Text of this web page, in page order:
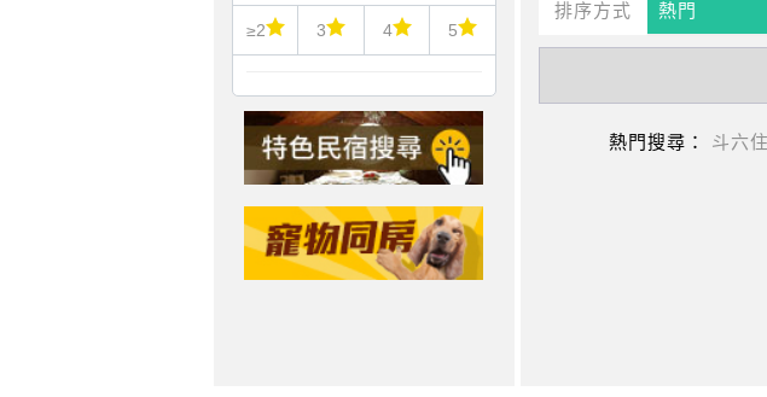
≥2 3 4 5
排序方式 熱門
熱門搜尋： 斗六